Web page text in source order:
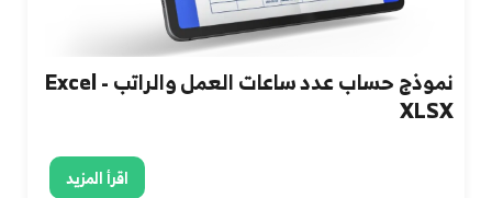
نموذج حساب عدد ساعات العمل والراتب Excel -
XLSX
اقرأ المزيد